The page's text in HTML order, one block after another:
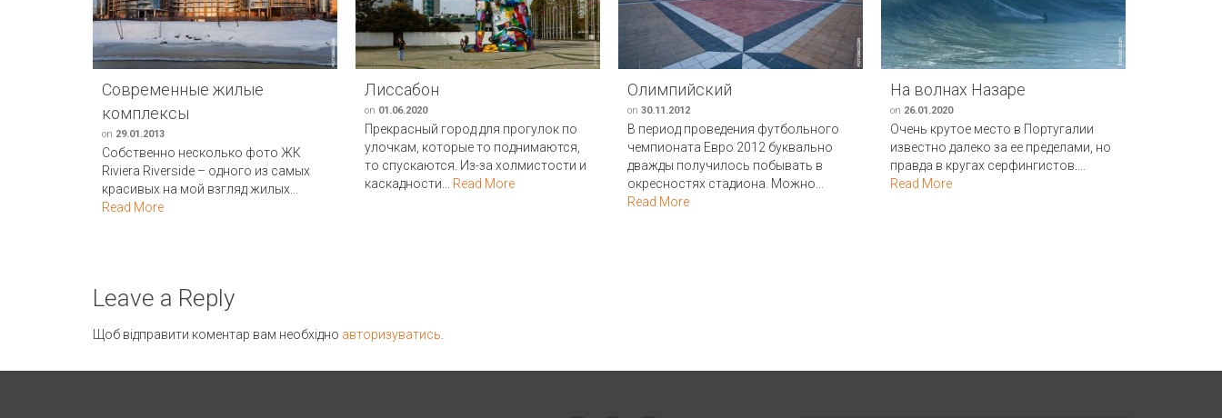
Современные жилые
комплексы
on 29.01.2013
Собственно несколько фото ЖК
Riviera Riverside – одного из самых
красивых на мой взгляд жилых...
Read More
Лиссабон
on 01.06.2020
Прекрасный город для прогулок по
улочкам, которые то поднимаются,
то спускаются. Из-за холмистости и
каскадности... Read More
Олимпийский
on 30.11.2012
В период проведения футбольного
чемпионата Евро 2012 буквально
дважды получилось побывать в
окресностях стадиона. Можно...
Read More
На волнах Назаре
on 26.01.2020
Очень крутое место в Португалии
известно далеко за ее пределами, но
правда в кругах серфингистов....
Read More
Leave a Reply
Щоб відправити коментар вам необхідно авторизуватись